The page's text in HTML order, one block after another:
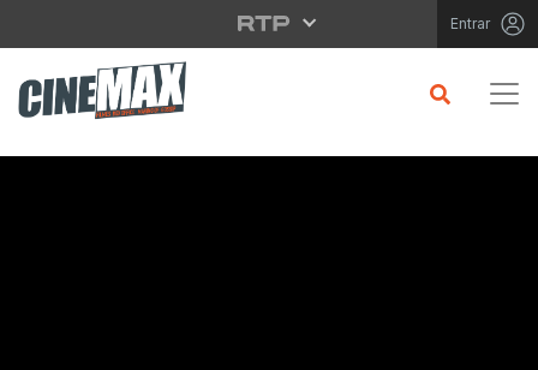
Saltar para o conteúdo principal Entrar
Filme em Cartaz